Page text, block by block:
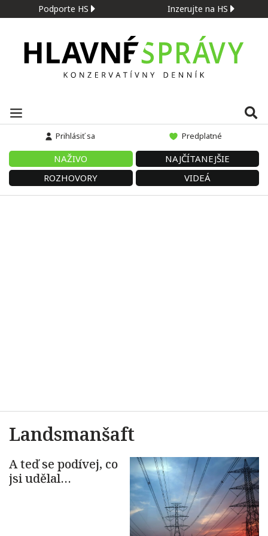
Podporte HS Inzerujte na HS
Prihlásiť sa Predplatné
NAŽIVO
NAJČÍTANEJŠIE
ROZHOVORY
VIDEÁ
Landsmanšaft
A teď se podívej, co
jsi udělal…